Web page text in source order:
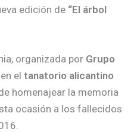
edición de “El árbol
organizada por Grupo
en el tanatorio alicantino
homenajear la memoria
ocasión a los fallecidos